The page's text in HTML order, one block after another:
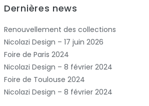
Dernières news
Renouvellement des collections
Nicolazi Design – 17 juin 2026
Foire de Paris 2024
Nicolazi Design – 8 février 2024
Foire de Toulouse 2024
Nicolazi Design – 8 février 2024